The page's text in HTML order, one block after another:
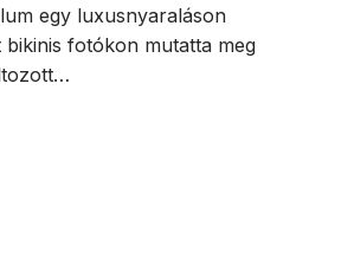
egy luxusnyaraláson
bikinis fotókon mutatta meg